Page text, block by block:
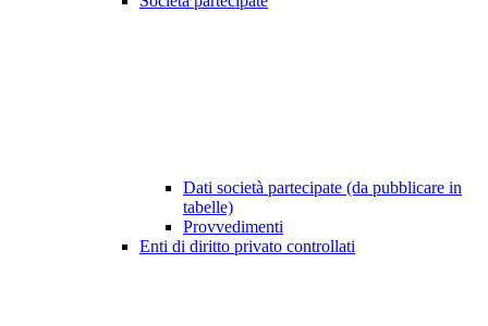
Dati società partecipate (da pubblicare in
tabelle)
Provvedimenti
Enti di diritto privato controllati